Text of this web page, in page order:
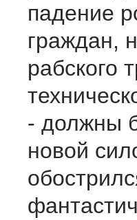
падение
граждан,
рабского
- должны
новой